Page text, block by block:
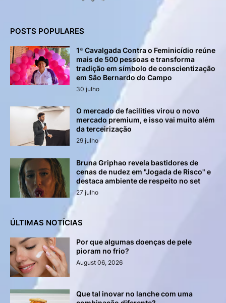
POSTS POPULARES
1ª Cavalgada Contra o Feminicídio reúne
mais de 500 pessoas e transforma
tradição em símbolo de conscientização
em São Bernardo do Campo
30 julho
O mercado de facilities virou o novo
mercado premium, e isso vai muito além
da terceirização
29 julho
Bruna Griphao revela bastidores de
cenas de nudez em "Jogada de Risco" e
destaca ambiente de respeito no set
27 julho
ÚLTIMAS NOTÍCIAS
Por que algumas doenças de pele
pioram no frio?
August 06, 2026
Que tal inovar no lanche com uma